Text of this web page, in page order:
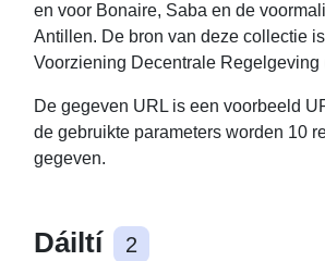
en voor Bonaire, Saba en de
Antillen. De bron van deze collectie
Voorziening Decentrale Regelgeving
De gegeven URL is een voorbeeld
de gebruikte parameters worden 10
gegeven.
Dáiltí 2